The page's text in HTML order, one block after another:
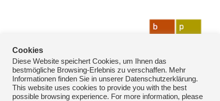
Cookies
Diese Website speichert Cookies, um Ihnen das
bestmögliche Browsing-Erlebnis zu verschaffen. Mehr
Informationen finden Sie in unserer Datenschutzerklärung.
This website uses cookies to provide you with the best
possible browsing experience. For more information, please